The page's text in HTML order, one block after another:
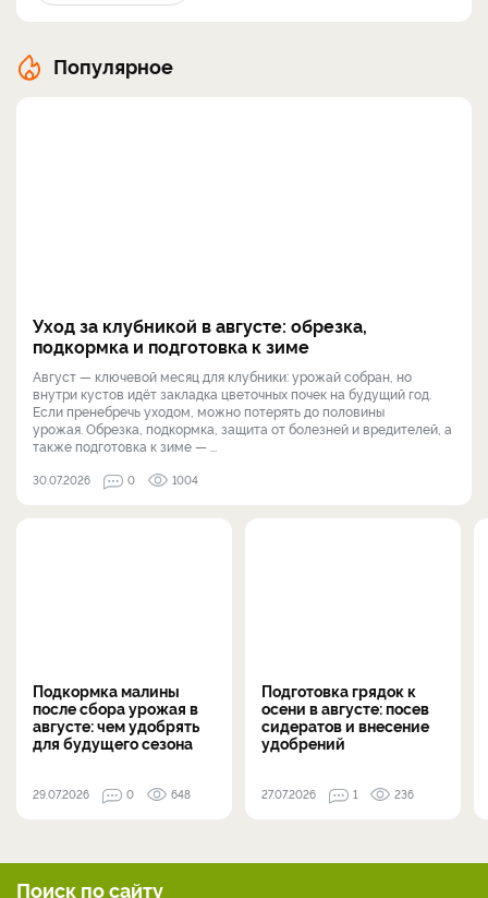
Популярное
Уход за клубникой в августе: обрезка,
подкормка и подготовка к зиме
Август — ключевой месяц для клубники: урожай собран, но
внутри кустов идёт закладка цветочных почек на будущий год.
Если пренебречь уходом, можно потерять до половины
урожая. Обрезка, подкормка, защита от болезней и вредителей, а
также подготовка к зиме — ...
30.07.2026 0 1004
Подкормка малины
после сбора урожая в
августе: чем удобрять
для будущего сезона
29.07.2026 0 648
Подготовка грядок к
осени в августе: посев
сидератов и внесение
удобрений
27.07.2026 1 236
Поиск по сайту